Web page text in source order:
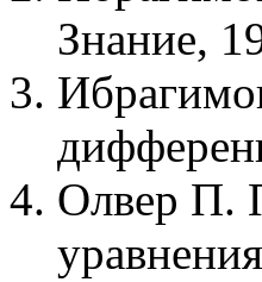
Знание,
Олвер П.